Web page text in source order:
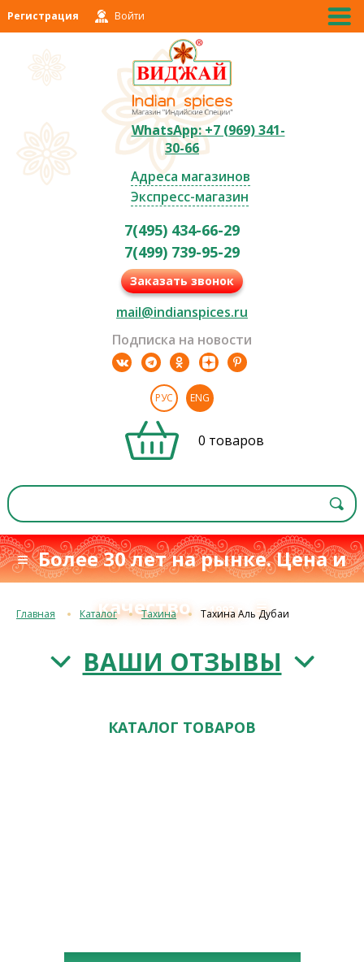
Регистрация Войти
WhatsApp: +7 (969) 341-
30-66
Адреса магазинов
Экспресс-магазин
7(495) 434-66-29
7(499) 739-95-29
Заказать звонок
mail@indianspices.ru
Подписка на новости
РУС ENG
0 товаров
≡ Более 30 лет на рынке. Цена и
качество
с 1993 г.≡
Главная Каталог Тахина Тахина Аль Дубаи
ВАШИ ОТЗЫВЫ
КАТАЛОГ ТОВАРОВ